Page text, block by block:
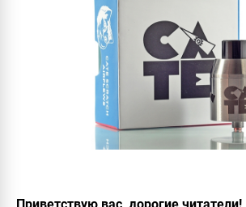
Приветствую вас, дорогие читатели!